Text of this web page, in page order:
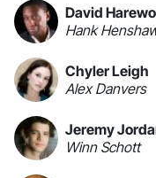
David
Hank
Chyler Leigh
Alex Danvers
Jeremy
Winn Schott